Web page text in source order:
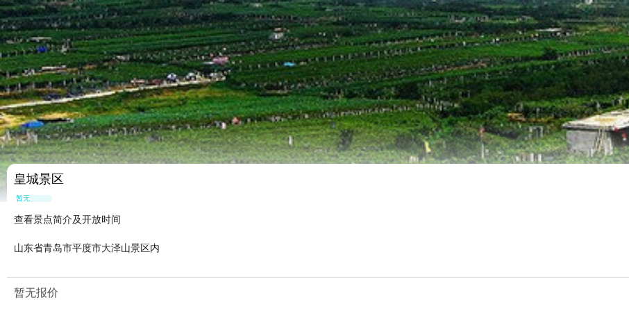
皇城景区
暂无点评
查看景点简介及开放时间
山东省青岛市平度市大泽山景区内
暂无报价